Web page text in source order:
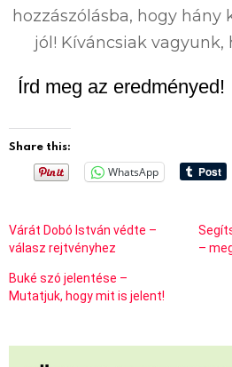
hozzászólásba, hogy hány
jól! Kíváncsiak
Írd meg az eredményed!
Share this:
WhatsApp
Várát Dobó István védte –
válasz rejtvényhez
–
Buké szó jelentése –
Mutatjuk, hogy mit is jelent!